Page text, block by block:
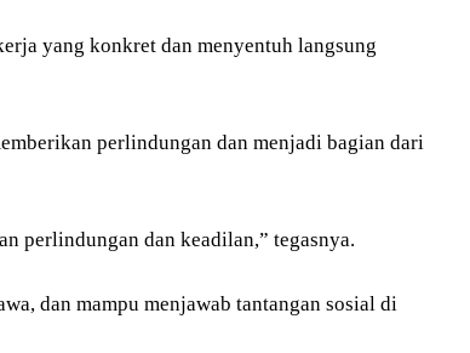
yang konkret dan menyentuh langsung
perlindungan dan menjadi bagian dari
perlindungan dan keadilan,” tegasnya.
dan mampu menjawab tantangan sosial di